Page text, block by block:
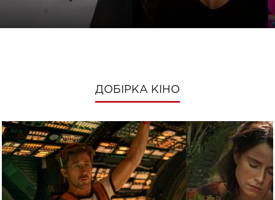
ДОБІРКА КІНО